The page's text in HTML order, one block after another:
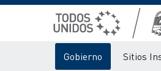
Gobierno Sitios